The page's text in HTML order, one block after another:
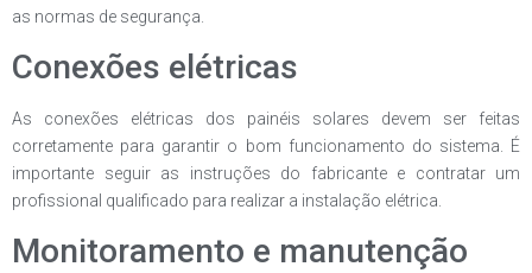
as normas de segurança.
Conexões elétricas
As conexões elétricas dos painéis solares devem ser feitas
corretamente para garantir o bom funcionamento do sistema. É
importante seguir as instruções do fabricante e contratar um
profissional qualificado para realizar a instalação elétrica.
Monitoramento e manutenção